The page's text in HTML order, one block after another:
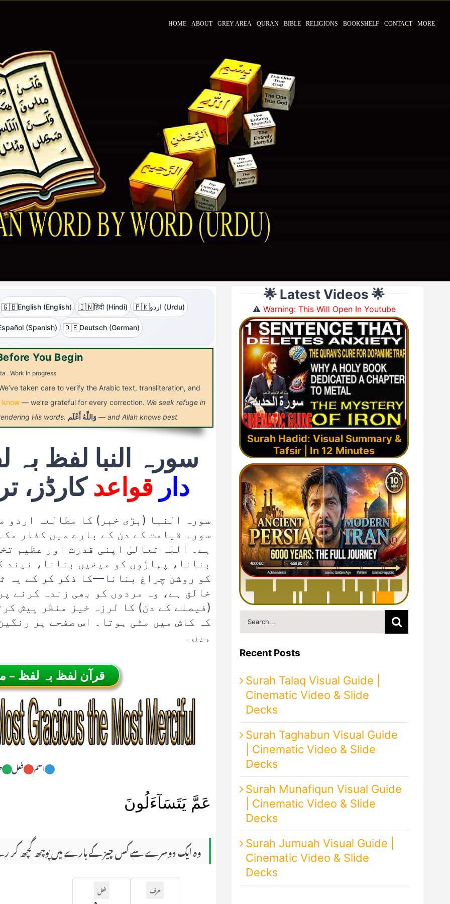
HOME ABOUT GREY AREA QURAN BIBLE RELIGIONS BOOKSHELF CONTACT MORE
🇬🇧English (English) 🇮🇳हिंदी (Hindi) 🇵🇰 اردو (Urdu)
(Spanish) 🇩🇪Deutsch (German)
You Begin
. Work In progress
taken care to verify the Arabic text, transliteration, and
know — we’re grateful for every correction. We seek refuge in
His words.
وَاللَّهُ أَعْلَم — and Allah knows best.
سورہ النبا لفظ
دار قواعدکارڈز،
سورہ النبا (بڑی خبر) کا مطالعہ اردو
سورہ قیامت کے دن کے بارے میں کفار
ہے۔ اللہ تعالیٰ اپنی قدرت اور عظیم
بنانا، پہاڑوں کو میخیں بنانا،
کو روشن چراغ بنانا—کا ذکر کر کے یہ
خالق ہے، وہ مردوں کو بھی زندہ کرنے
(فیصلے کے دن) کا لرزہ خیز منظر پیش
کہ کاش میں مٹی ہوتا۔ اس صفحے پر
ہیں۔
قرآن لفظ بہ لفظ
اسم فعل
عَمَّ يَتَسَآءَلُونَ
وہ ایک دوسرے سے کس چیز کے بارے میں پوچھ گچھ کر
حرف فعل
🌟 Latest Videos 🌟
⚠️Warning: This Will Open In Youtube
Surah Hadid: Visual Summary &
Tafsir | In 12 Minutes
Search
for:
Recent Posts
Surah Talaq Visual Guide |
Cinematic Video & Slide
Decks
Surah Taghabun Visual Guide
| Cinematic Video & Slide
Decks
Surah Munafiqun Visual Guide
| Cinematic Video & Slide
Decks
Surah Jumuah Visual Guide |
Cinematic Video & Slide
Decks